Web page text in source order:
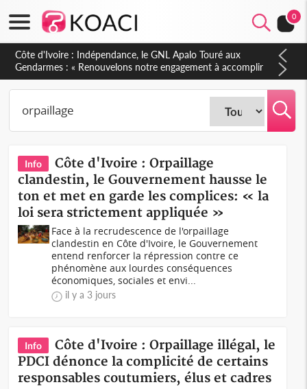
0
Sierra Leone : Un projet de réforme constitutionnelle en
gestation, points clés des amendements, un exclu d'avance
Info
Côte d'Ivoire : Orpaillage
clandestin, le Gouvernement hausse le
ton et met en garde les complices: « la
loi sera strictement appliquée »
Face à la recrudescence de l'orpaillage
clandestin en Côte d'Ivoire, le Gouvernement
entend renforcer la répression contre ce
phénomène aux lourdes conséquences
économiques, sociales et envi...
il y a 3 jours
Info
Côte d'Ivoire : Orpaillage illégal, le
PDCI dénonce la complicité de certains
responsables coutumiers, élus et cadres